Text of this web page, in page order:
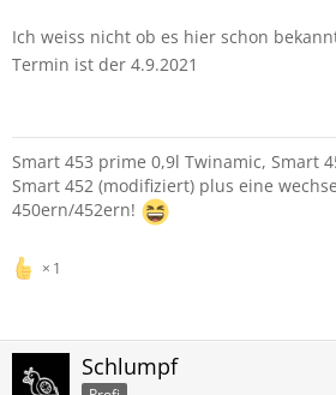
Ich weiss nicht ob es hier schon
Termin ist der 4.9.2021
Smart 453 prime 0,9l Twinamic, Smart
Smart 452 (modifiziert) plus eine
450ern/452ern!
1
Schlumpf